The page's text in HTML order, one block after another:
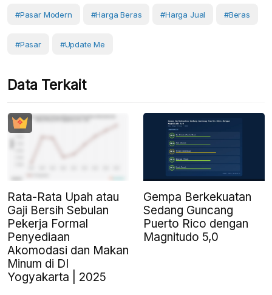
#Pasar Modern #Harga Beras #Harga Jual #Beras
#Pasar #Update Me
Data Terkait
Rata-Rata Upah atau
Gaji Bersih Sebulan
Pekerja Formal
Penyediaan
Akomodasi dan Makan
Minum di DI
Yogyakarta | 2025
Gempa Berkekuatan
Sedang Guncang
Puerto Rico dengan
Magnitudo 5,0